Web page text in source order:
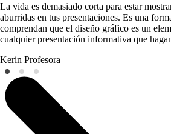
La vida es demasiado corta para estar
aburridas en tus presentaciones. Es una
comprendan que el diseño gráfico es un
cualquier presentación informativa que
Kerin Profesora